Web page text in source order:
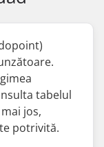
tabelul
jos,
potrivită.